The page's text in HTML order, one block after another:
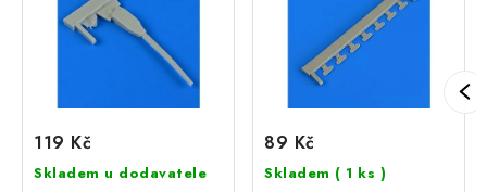
119 Kč
Skladem u dodavatele
89 Kč
Skladem ( 1 ks )